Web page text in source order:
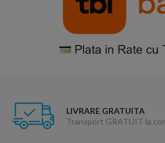
LIVRARE GRATUITA
Transport GRATUIT la